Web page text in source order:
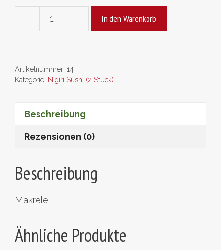
-
Saba
+ In den Warenkorb
Artikelnummer: 14
Kategorie: Nigiri Sushi (2 Stück)
Beschreibung
Rezensionen (0)
Beschreibung
Makrele
Ähnliche Produkte